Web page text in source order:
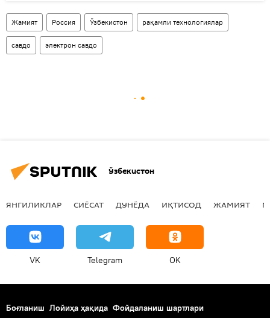
Жамият Россия Ўзбекистон рақамли технологиялар
савдо электрон савдо
Ўзбекистон
ЯНГИЛИКЛАР СИЁСАТ ДУНЁДА ИҚТИСОД ЖАМИЯТ
VK Telegram OK
Боғланиш Лойиҳа ҳақида Фойдаланиш шартлари